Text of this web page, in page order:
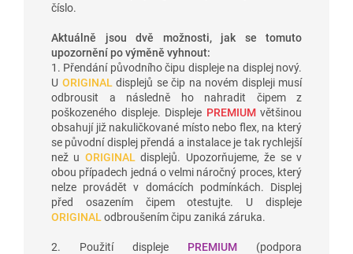
číslo.
Aktuálně jsou dvě možnosti, jak se tomuto
upozornění po výměně vyhnout:
1. Přendání původního čipu displeje na displej nový.
U ORIGINAL displejů se čip na novém displeji musí
odbrousit a následně ho nahradit čipem z
poškozeného displeje. Displeje PREMIUMvětšinou
obsahují již nakuličkované místo nebo flex, na který
se původní displej přendá a instalace je tak rychlejší
než u ORIGINAL displejů. Upozorňujeme, že se v
obou případech jedná o velmi náročný proces, který
nelze provádět v domácích podmínkách. Displej
před osazením čipem otestujte. U displeje
ORIGINAL odbroušením čipu zaniká záruka.
2. Použití displeje PREMIUM (podpora